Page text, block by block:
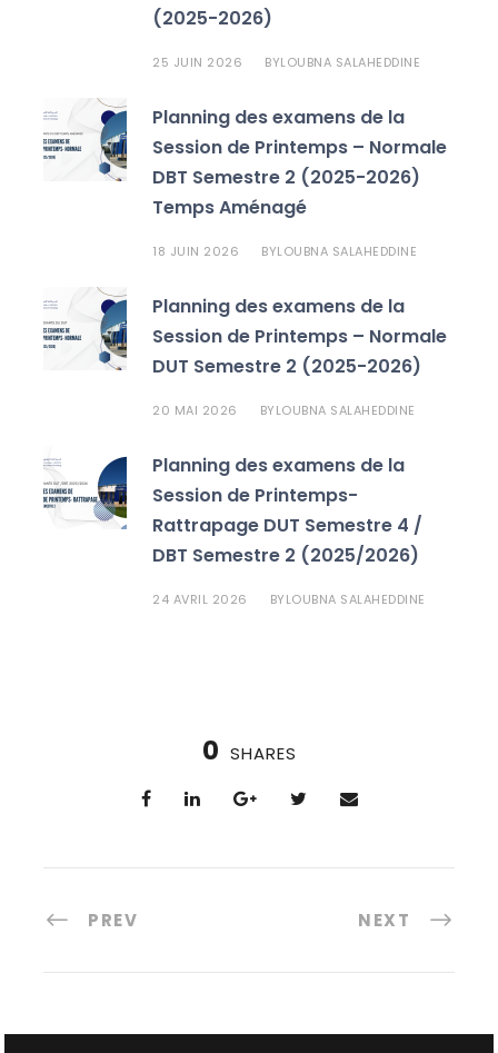
(2025-2026)
25 JUIN 2026 BYLOUBNA SALAHEDDINE
Planning des examens de la
Session de Printemps – Normale
DBT Semestre 2 (2025-2026)
Temps Aménagé
18 JUIN 2026 BYLOUBNA SALAHEDDINE
Planning des examens de la
Session de Printemps – Normale
DUT Semestre 2 (2025-2026)
20 MAI 2026 BYLOUBNA SALAHEDDINE
Planning des examens de la
Session de Printemps-
Rattrapage DUT Semestre 4 /
DBT Semestre 2 (2025/2026)
24 AVRIL 2026 BYLOUBNA SALAHEDDINE
0 SHARES
PREV NEXT